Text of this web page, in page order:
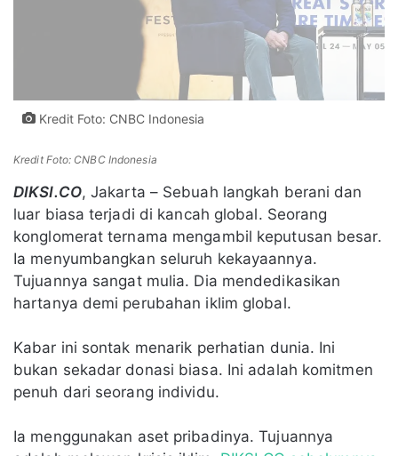
Kredit Foto: CNBC Indonesia
Kredit Foto: CNBC Indonesia
DIKSI.CO, Jakarta – Sebuah langkah berani dan
luar biasa terjadi di kancah global. Seorang
konglomerat ternama mengambil keputusan besar.
Ia menyumbangkan seluruh kekayaannya.
Tujuannya sangat mulia. Dia mendedikasikan
hartanya demi perubahan iklim global.
Kabar ini sontak menarik perhatian dunia. Ini
bukan sekadar donasi biasa. Ini adalah komitmen
penuh dari seorang individu.
Ia menggunakan aset pribadinya. Tujuannya